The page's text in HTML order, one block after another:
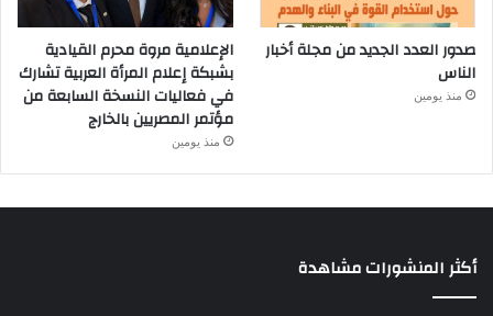
صدور العدد الجديد من مجلة أخبار
الناس
منذ يومين
الإعلامية مروة محرم القيادية
بشبكة إعلام المرأة العربية تشارك
في فعاليات النسخة السابعة من
مؤتمر المصريين بالخارج
منذ يومين
أكثر المنشورات مشاهدة